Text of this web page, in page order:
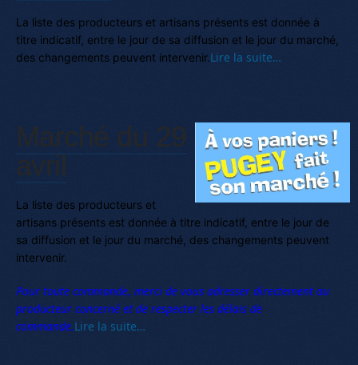
La liste des producteurs et artisans présents est donnée à
titre indicatif, entre le jour de sa diffusion et le jour du marché,
des changements peuvent intervenir.Lire la suite…
Marché du 29
avril
La liste des producteurs et
artisans présents est donnée à titre indicatif, entre le jour de
sa diffusion et le jour du marché, des changements peuvent
intervenir.
Pour toute commande, merci de vous adresser directement au
producteur concerné et de respecter les délais de
commande.Lire la suite…